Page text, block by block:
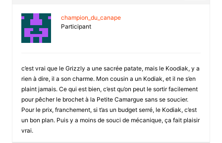
champion_du_canape
Participant
c’est vrai que le Grizzly a une sacrée patate, mais le Koodiak, y a
rien à dire, il a son charme. Mon cousin a un Kodiak, et il ne s’en
plaint jamais. Ce qui est bien, c’est qu’on peut le sortir facilement
pour pêcher le brochet à la Petite Camargue sans se soucier.
Pour le prix, franchement, si t’as un budget serré, le Kodiak, c’est
un bon plan. Puis y a moins de souci de mécanique, ça fait plaisir
vrai.